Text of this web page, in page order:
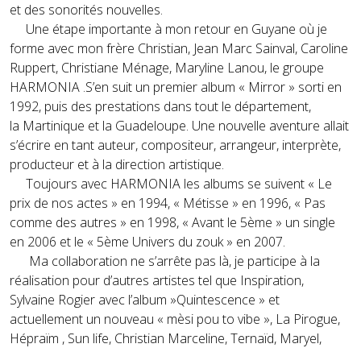
et des sonorités nouvelles.
Une étape importante à mon retour en Guyane où je
forme avec mon frère Christian, Jean Marc Sainval, Caroline
Ruppert, Christiane Ménage, Maryline Lanou, le groupe
HARMONIA .S’en suit un premier album « Mirror » sorti en
1992, puis des prestations dans tout le département,
la Martinique et la Guadeloupe. Une nouvelle aventure allait
s’écrire en tant auteur, compositeur, arrangeur, interprète,
producteur et à la direction artistique.
Toujours avec HARMONIA les albums se suivent « Le
prix de nos actes » en 1994, « Métisse » en 1996, « Pas
comme des autres » en 1998, « Avant le 5ème » un single
en 2006 et le « 5ème Univers du zouk » en 2007.
Ma collaboration ne s’arrête pas là, je participe à la
réalisation pour d’autres artistes tel que Inspiration,
Sylvaine Rogier avec l’album »Quintescence » et
actuellement un nouveau « mèsi pou to vibe », La Pirogue,
Hépraïm , Sun life, Christian Marceline, Ternaïd, Maryel,